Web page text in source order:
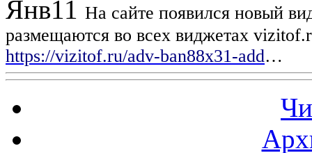
Янв11 На сайте появился новый
размещаются во всех виджетах
https://vizitof.ru/adv-ban88x31-add…